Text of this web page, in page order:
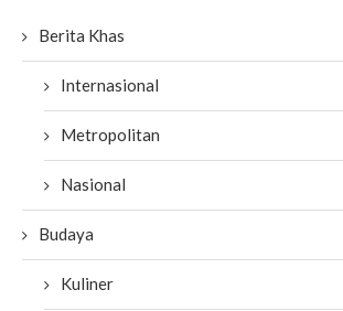
Berita Khas
Internasional
Metropolitan
Nasional
Budaya
Kuliner